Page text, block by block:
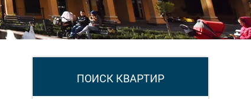
ПОИСК КВАРТИР